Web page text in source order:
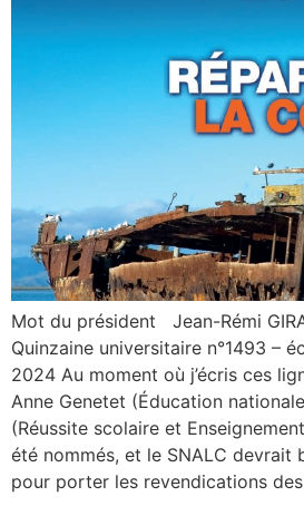
Mot du président Jean-Rémi
Quinzaine universitaire n°1493 –
2024 Au moment où j’écris ces
Anne Genetet (Éducation
(Réussite scolaire et
été nommés, et le SNALC devrait
pour porter les revendications